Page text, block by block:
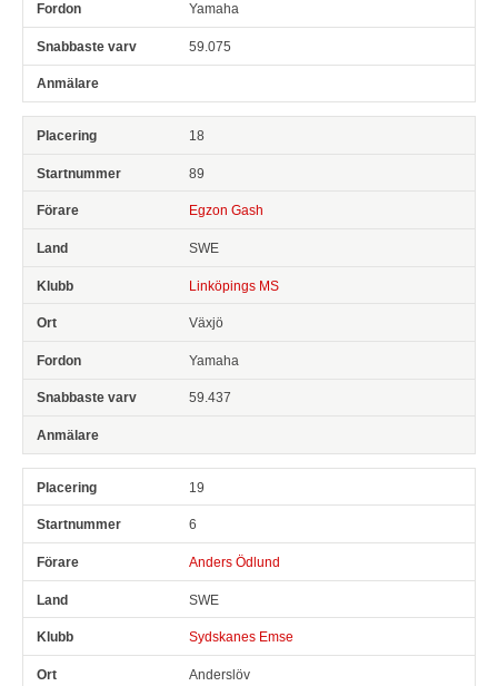
Yamaha
59.075
18
89
Egzon Gash
SWE
Linköpings MS
Växjö
Yamaha
59.437
19
6
Anders Ödlund
SWE
Sydskanes Emse
Anderslöv